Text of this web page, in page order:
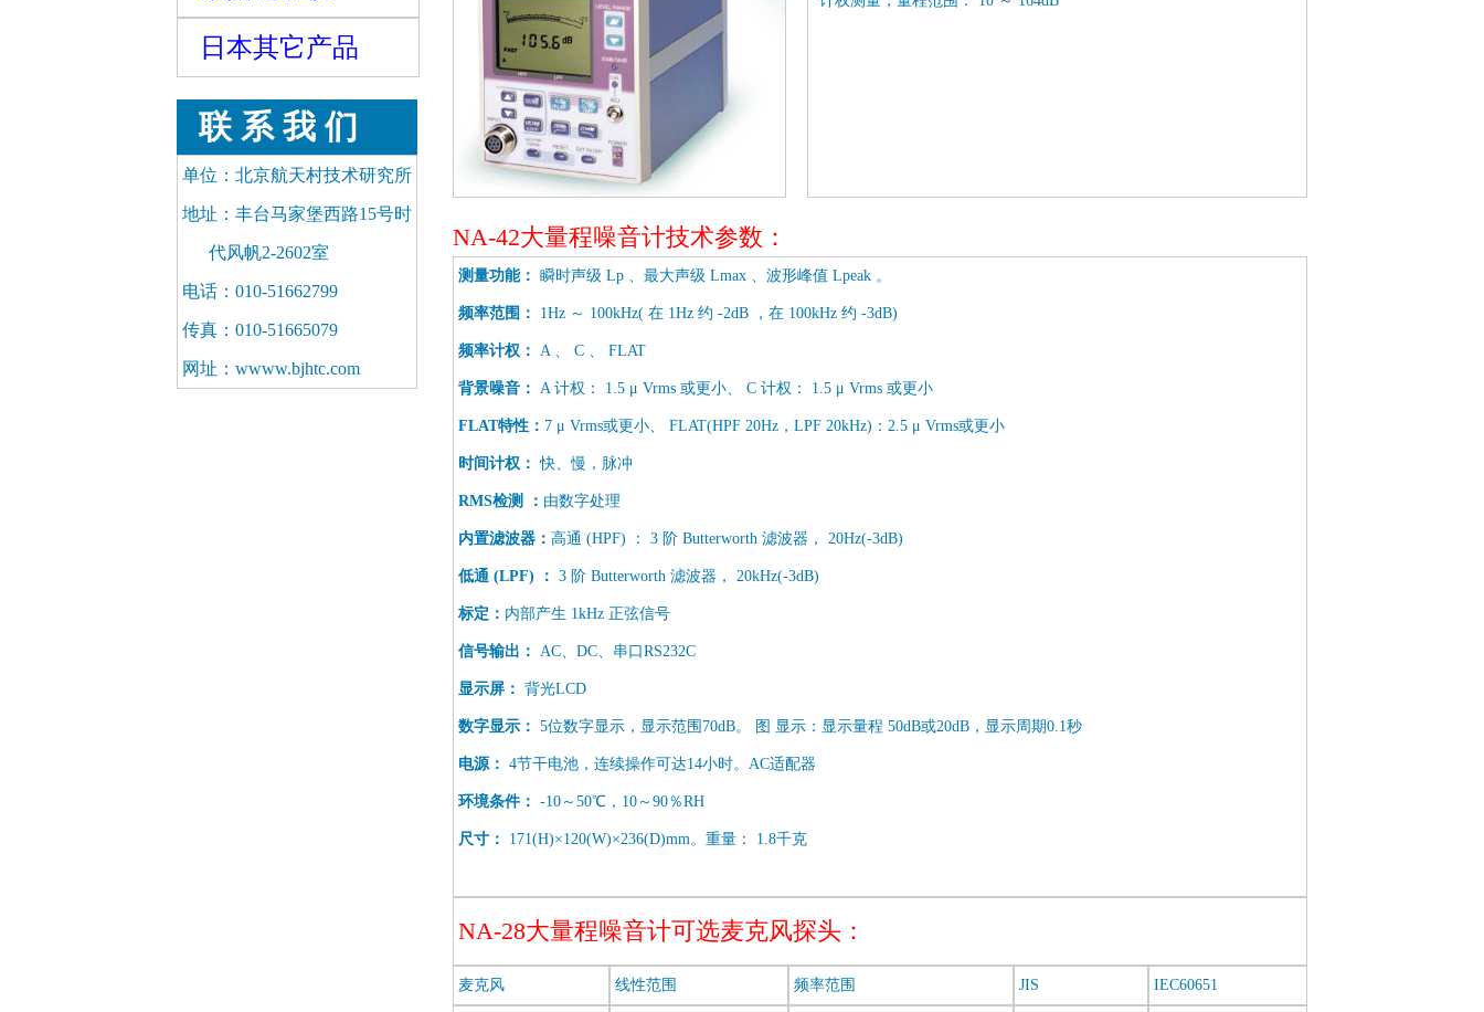
日本其它产品
联 系 我 们
单位：北京航天村技术研究所
地址：丰台马家堡西路15号时
代风帆2-2602室
电话：010-51662799
传真：010-51665079
网址：wwww.bjhtc.com
NA-42大量程噪音计技术参数：
测量功能： 瞬时声级 Lp 、最大声级 Lmax 、波形峰值 Lpeak 。
频率范围： 1Hz ～ 100kHz( 在 1Hz 约 -2dB ，在 100kHz 约 -3dB)
频率计权： A 、 C 、 FLAT
背景噪音： A 计权： 1.5 μ Vrms 或更小、 C 计权： 1.5 μ Vrms 或更小
FLAT特性： 7 μ Vrms或更小、 FLAT(HPF 20Hz，LPF 20kHz)：2.5 μ Vrms或更小
时间计权： 快、慢，脉冲
RMS检测 ： 由数字处理
内置滤波器： 高通 (HPF) ： 3 阶 Butterworth 滤波器， 20Hz(-3dB)
低通 (LPF) ： 3 阶 Butterworth 滤波器， 20kHz(-3dB)
标定： 内部产生 1kHz 正弦信号
信号输出： AC、DC、串口RS232C
显示屏： 背光LCD
数字显示： 5位数字显示，显示范围70dB。 图 显示：显示量程 50dB或20dB，显示周期0.1秒
电源： 4节干电池，连续操作可达14小时。AC适配器
环境条件： -10～50℃，10～90％RH
尺寸： 171(H)×120(W)×236(D)mm。重量： 1.8千克
NA-28大量程噪音计可选麦克风探头：
麦克风 线性范围 频率范围 JIS IEC60651